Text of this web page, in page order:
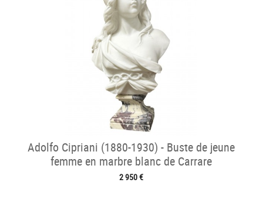
Adolfo Cipriani (1880-1930) - Buste de jeune
femme en marbre blanc de Carrare
2 950 €